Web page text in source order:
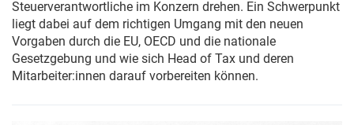
Steuerverantwortliche im Konzern drehen. Ein Schwerpunkt
liegt dabei auf dem richtigen Umgang mit den neuen
Vorgaben durch die EU, OECD und die nationale
Gesetzgebung und wie sich Head of Tax und deren
Mitarbeiter:innen darauf vorbereiten können.